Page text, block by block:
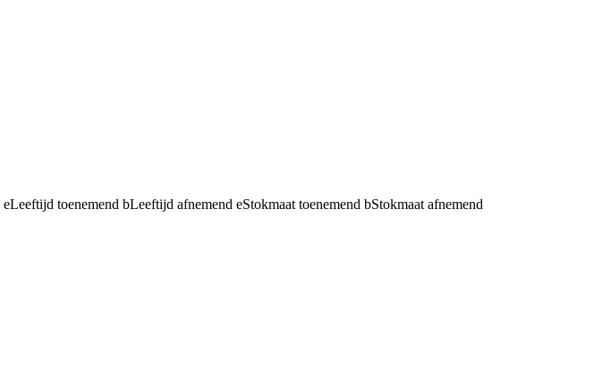
eLeeftijd toenemend bLeeftijd afnemend eStokmaat toenemend bStokmaat afnemend